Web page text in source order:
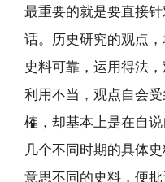
最重要的就是要直接
话。历史研究的观点，
史料可靠，运用得法
利用不当，观点自会
榷，却基本上是在自
几个不同时期的具体
意思不同的史料，便